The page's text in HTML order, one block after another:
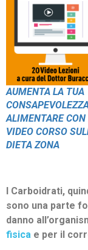
AUMENTA LA TUA
ALIMENTARE CON
VIDEO CORSO
DIETA ZONA
I Carboidrati,
sono una parte
danno
fisica e per il